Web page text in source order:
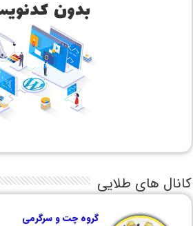
کانال های طلایی
گروه چت و سرگرمی